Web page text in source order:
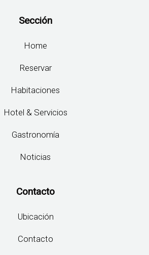
Sección
Home
Reservar
Habitaciones
Hotel & Servicios
Gastronomía
Noticias
Contacto
Ubicación
Contacto